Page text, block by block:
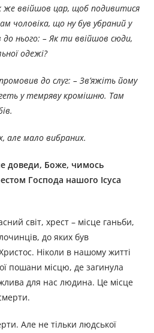
же ввійшов цар, щоб подивитися
чоловіка, що ну був убраний у
до нього: – Як ти ввійшов сюди,
одежі?
до слуг: – Зв’яжіть йому
у темряву кромішню. Там
але мало вибраних.
доведи, Боже, чимось
Господа нашого Ісуса
світ, хрест – місце ганьби,
до яких був
Ніколи в нашому житті
пошани місцю, де загинула
для нас людина. Це місце
Але не тільки людської